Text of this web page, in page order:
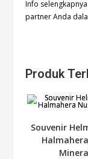
Info
partner Anda
Produk
Souvenir